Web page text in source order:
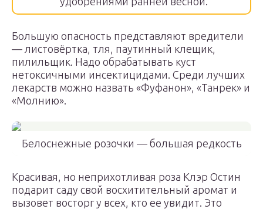
Большую опасность представляют вредители
— листовёртка, тля, паутинный клещик,
пилильщик. Надо обрабатывать куст
нетоксичными инсектицидами. Среди лучших
лекарств можно назвать «Фуфанон», «Танрек» и
«Молнию».
Белоснежные розочки — большая редкость
Красивая, но неприхотливая роза Клэр Остин
подарит саду свой восхитительный аромат и
вызовет восторг у всех, кто ее увидит. Это